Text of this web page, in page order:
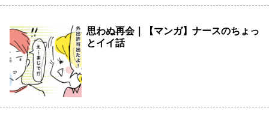
思わぬ再会｜【マンガ】ナースのちょっ
とイイ話